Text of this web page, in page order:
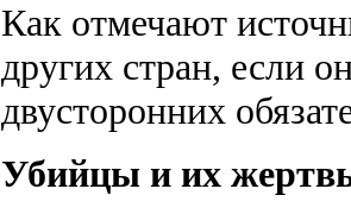
Как отмечают
других стран, если
двусторонних
Убийцы и их